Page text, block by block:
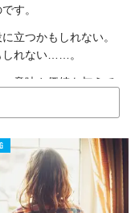
す。
立つかもしれない。
しれない……。
意味や価値を与えて
訪してみませんか？
日に「父への感謝を